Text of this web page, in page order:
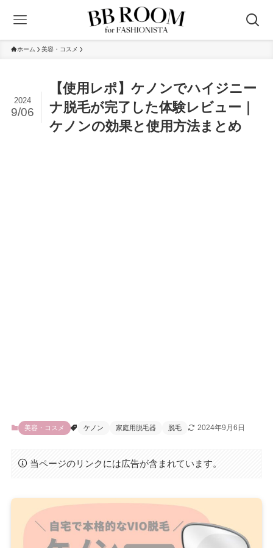
ホーム 美容・コスメ
【使用レポ】ケノンでハイジニー
ナ脱毛が完了した体験レビュー｜
ケノンの効果と使用方法まとめ
2024
9/06
美容・コスメ ケノン 家庭用脱毛器 脱毛 2024年9月6日
当ページのリンクには広告が含まれています。